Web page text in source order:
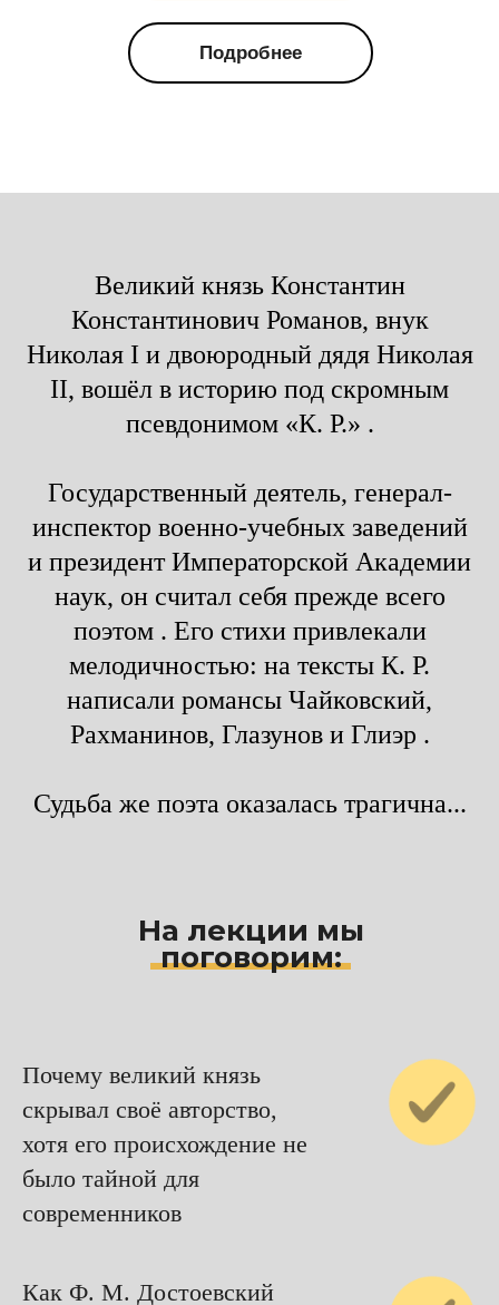
Подробнее
Великий князь Константин
Константинович Романов, внук
Николая I и двоюродный дядя Николая
II, вошёл в историю под скромным
псевдонимом «К. Р.» .
Государственный деятель, генерал-
инспектор военно-учебных заведений
и президент Императорской Академии
наук, он считал себя прежде всего
поэтом . Его стихи привлекали
мелодичностью: на тексты К. Р.
написали романсы Чайковский,
Рахманинов, Глазунов и Глиэр .
Судьба же поэта оказалась трагична...
На лекции мы
поговорим:
Почему великий князь
скрывал своё авторство,
хотя его происхождение не
было тайной для
современников
Как Ф. М. Достоевский